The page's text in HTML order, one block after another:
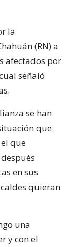
la
(RN) a
afectados por
señaló
se han
que
que
en sus
quieran
una
y con el